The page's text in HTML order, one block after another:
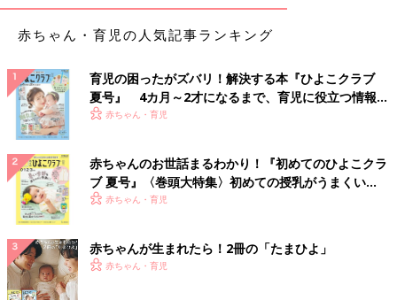
赤ちゃん・育児の人気記事ランキング
育児の困ったがズバリ！解決する本『ひよこクラブ
夏号』 4カ月～2才になるまで、育児に役立つ情報が
いっぱい！
赤ちゃん・育児
赤ちゃんのお世話まるわかり！『初めてのひよこクラ
ブ 夏号』〈巻頭大特集〉初めての授乳がうまくい
く！ おっぱい・ミルクの基本と夏のトラブル 解決テ
赤ちゃん・育児
赤ちゃんが生まれたら！2冊の「たまひよ」
赤ちゃん・育児